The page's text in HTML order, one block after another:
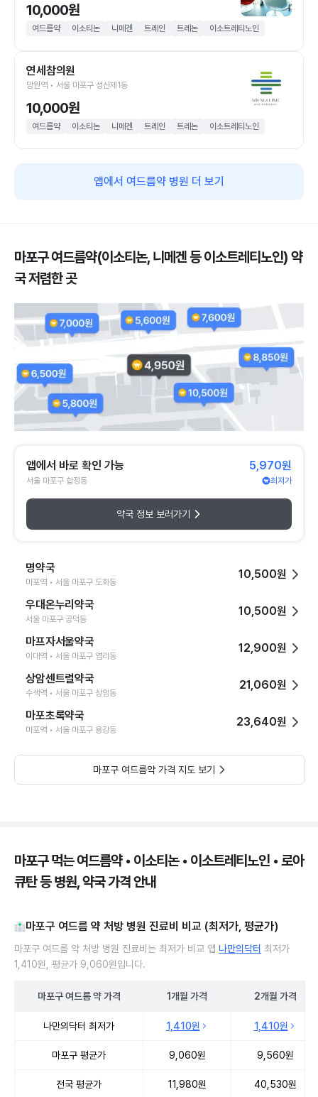
10,000원
여드름약 이소티논 니메겐 트레인 트레논 이소트레티노인
연세참의원
망원역 • 서울 마포구 성산제1동
10,000원
여드름약 이소티논 니메겐 트레인 트레논 이소트레티노인
앱에서 여드름약 병원 더 보기
마포구 여드름약(이소티논, 니메겐 등 이소트레티노인) 약
국 저렴한 곳
앱에서 바로 확인 가능
서울 마포구 합정동
5,970원
최저가
약국 정보 보러가기
명약국
마포역 • 서울 마포구 도화동
10,500원
우대온누리약국
서울 마포구 공덕동
10,500원
마프자서울약국
이대역 • 서울 마포구 염리동
12,900원
상암센트럴약국
수색역 • 서울 마포구 상암동
21,060원
마포초록약국
마포역 • 서울 마포구 용강동
23,640원
마포구 여드름약 가격 지도 보기
마포구 먹는 여드름약 • 이소티논 • 이소트레티노인 • 로아
큐탄 등 병원, 약국 가격 안내
마포구 여드름 약 처방 병원 진료비 비교 (최저가, 평균가)
마포구 여드름 약 처방 병원 진료비는 최저가 비교 앱 나만의닥터 최저가
1,410원, 평균가 9,060원입니다.
마포구 여드름 약가격 1개월 가격 2개월 가격
나만의닥터 최저가 1,410원 1,410원
마포구 평균가 9,060원 9,560원
전국 평균가 11,980원 40,530원